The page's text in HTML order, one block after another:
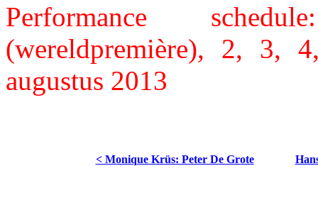
Performance
(wereldpremière), 2,
augustus 2013
< Monique Krüs: Peter De Grote